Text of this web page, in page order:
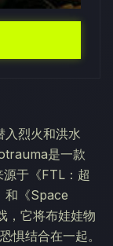
入烈火和洪水
是一款
于《FTL：超
和《Space
，它将布娃娃物
惧结合在一起。